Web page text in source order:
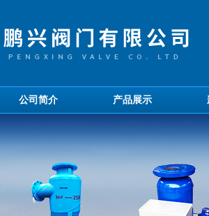
公司简介 产品展示